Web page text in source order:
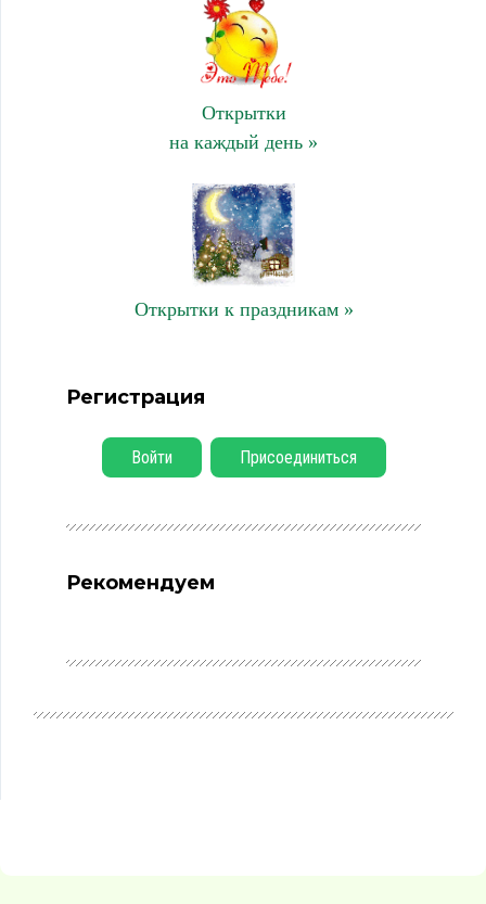
Открытки
на каждый день »
Открытки к праздникам »
Регистрация
Войти Присоединиться
Рекомендуем